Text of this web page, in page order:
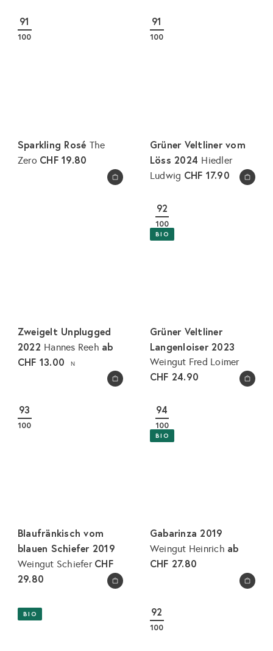
In den Warenkorb legen
91
100
Sparkling Rosé The
Zero CHF 19.80
In den Warenkorb legen
91
100
Grüner Veltliner vom
Löss 2024 Hiedler
Ludwig CHF 17.90
In den Warenkorb legen
Zweigelt Unplugged
2022 Hannes Reeh ab
CHF 13.00
N
In den Warenkorb legen
92
100
BIO
Grüner Veltliner
Langenloiser 2023
Weingut Fred Loimer
CHF 24.90
In den Warenkorb legen
93
100
Blaufränkisch vom
blauen Schiefer 2019
Weingut Schiefer CHF
29.80
In den Warenkorb legen
94
100
BIO
Gabarinza 2019
Weingut Heinrich ab
CHF 27.80
BIO 92
100